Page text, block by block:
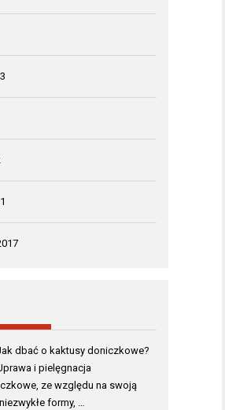
dbać o kaktusy doniczkowe?
i pielęgnacja
ze względu na swoją
formy, …